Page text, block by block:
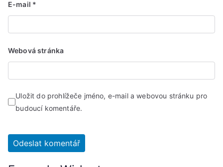
E-mail *
Webová stránka
Uložit do prohlížeče jméno, e-mail a webovou stránku pro
budoucí komentáře.